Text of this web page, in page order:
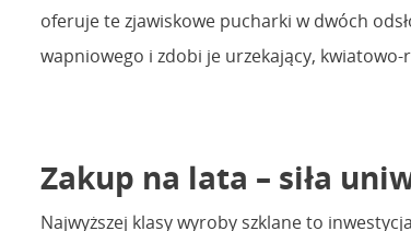
oferuje te zjawiskowe pucharki w dwóch
wapniowego i zdobi je urzekający,
Zakup na lata – siła
Najwyższej klasy wyroby szklane to